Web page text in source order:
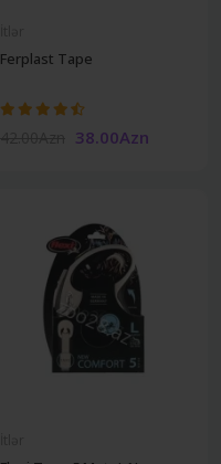
Ferplast Tape
38.00Azn